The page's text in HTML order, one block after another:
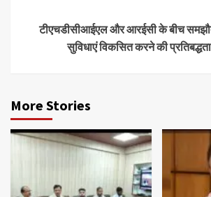
टीएचडीसीआईएल और आरईसी के बीच
सुविधाएं विकसित करने की
More Stories